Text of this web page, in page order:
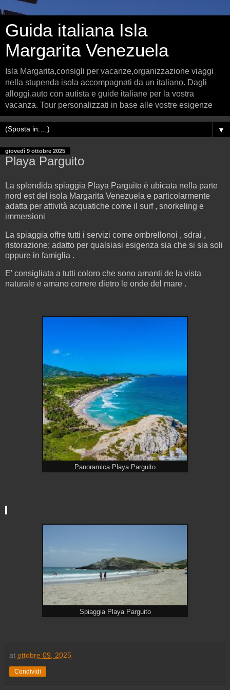
Guida italiana Isla
Margarita Venezuela
Isla Margarita,consigli per vacanze,organizzazione viaggi
nella stupenda isola accompagnati da un italiano. Dagli
alloggi,auto con autista e guide italiane per la vostra
vacanza. Tour personalizzati in base alle vostre esigenze
▼
giovedì 9 ottobre 2025
Playa Parguito
La splendida spiaggia Playa Parguito è ubicata nella parte
nord est del isola Margarita Venezuela e particolarmente
adatta per attività acquatiche come il surf , snorkeling e
immersioni
La spiaggia offre tutti i servizi come ombrellonoi , sdrai ,
ristorazione; adatto per qualsiasi esigenza sia che si sia soli
oppure in famiglia .
E' consigliata a tutti coloro che sono amanti de la vista
naturale e amano correre dietro le onde del mare .
Panoramica Playa Parguito
Spiaggia Playa Parguito
at ottobre 09, 2025
Condividi